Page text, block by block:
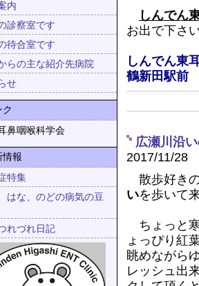
内
診察室です
待合室です
らの主な紹介先病院
せ
ク
鼻咽喉科学会
情報
特集
はな、のどの病気の豆
れづれ日記
しんでん
お出で下さ
しんでん東
鶴新田駅前
広瀬川沿
2017/11/28
散歩好き
いを歩いて
ちょっと
ょっぴり紅
眺めながら
レッシュ出